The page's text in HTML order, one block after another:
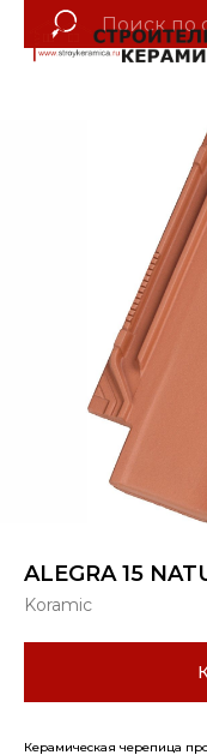
ALEGRA 15
Koramic
Керамическая черепица